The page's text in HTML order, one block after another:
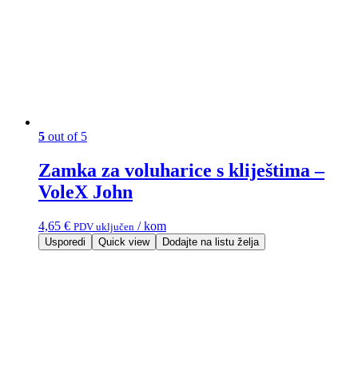
5 out of 5
Zamka za voluharice s kliještima –
VoleX John
4,65 € PDV uključen / kom
Usporedi Quick view Dodajte na listu želja